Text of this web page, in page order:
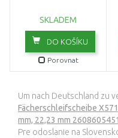
SKLADEM
DO KOŠÍKU
Porovnat
Um nach Deutschland zu
Fächerschleifscheibe
mm, 22,23 mm 2608605451
Pre odoslanie na